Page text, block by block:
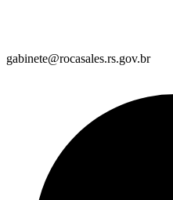
gabinete@rocasales.rs.gov.br